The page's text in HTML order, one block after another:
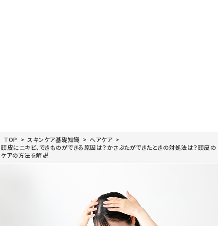
TOP > スキンケア基礎知識 > ヘアケア >
頭皮にニキビ、できものができる原因は？かさぶたができたときの対処法は？頭皮の
ケアの方法を解説